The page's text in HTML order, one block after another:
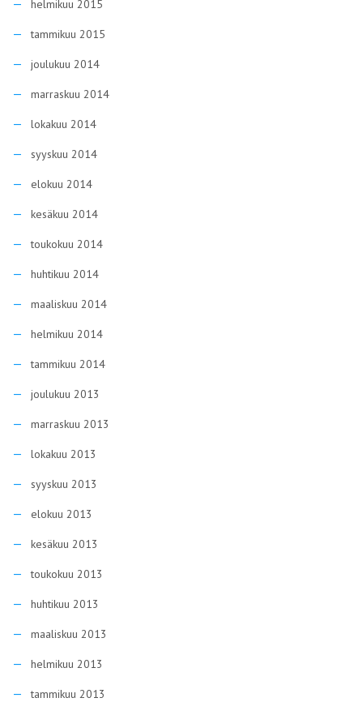
helmikuu 2015
tammikuu 2015
joulukuu 2014
marraskuu 2014
lokakuu 2014
syyskuu 2014
elokuu 2014
kesäkuu 2014
toukokuu 2014
huhtikuu 2014
maaliskuu 2014
helmikuu 2014
tammikuu 2014
joulukuu 2013
marraskuu 2013
lokakuu 2013
syyskuu 2013
elokuu 2013
kesäkuu 2013
toukokuu 2013
huhtikuu 2013
maaliskuu 2013
helmikuu 2013
tammikuu 2013